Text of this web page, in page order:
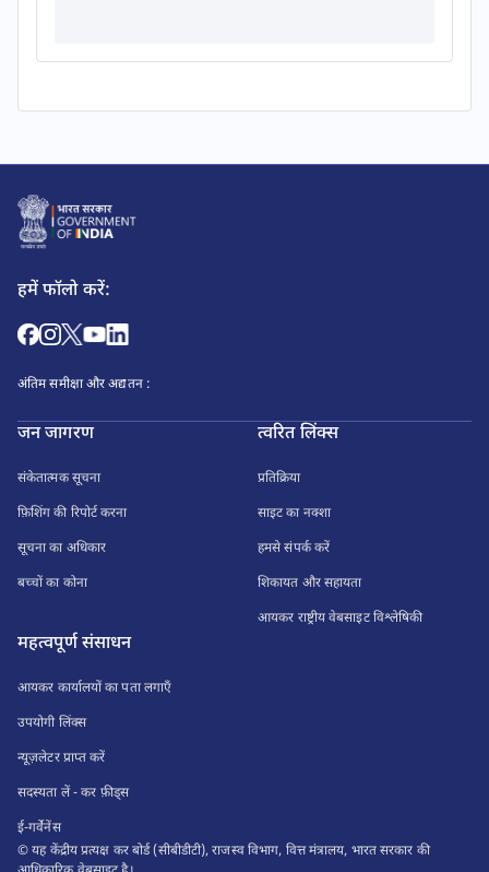
हमें फॉलो करें:
अंतिम समीक्षा और अद्यतन :
जन जागरण
संकेतात्मक सूचना
फ़िशिंग की रिपोर्ट करना
सूचना का अधिकार
बच्चों का कोना
त्वरित लिंक्स
प्रतिक्रिया
साइट का नक्शा
हमसे संपर्क करें
शिकायत और सहायता
आयकर राष्ट्रीय वेबसाइट विश्लेषिकी
महत्वपूर्ण संसाधन
आयकर कार्यालयों का पता लगाएँ
उपयोगी लिंक्स
न्यूज़लेटर प्राप्त करें
सदस्यता लें - कर फ़ीड्स
ई-गर्वेनेंस
© यह केंद्रीय प्रत्यक्ष कर बोर्ड (सीबीडीटी), राजस्व विभाग, वित्त मंत्रालय, भारत सरकार की